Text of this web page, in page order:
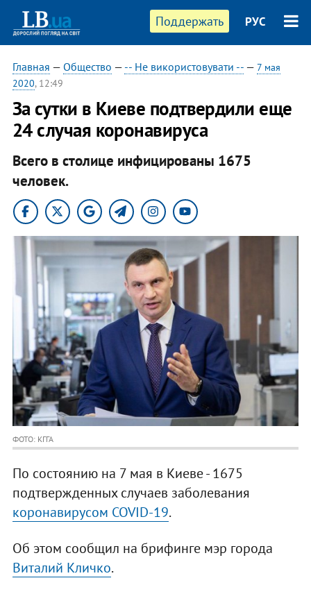
Поддержать РУС
Главная — Общество — -- Не використовувати --— 7 мая
2020, 12:49
За сутки в Киеве подтвердили еще
24 случая коронавируса
Всего в столице инфицированы 1675
человек.
ФОТО: КГГА
По состоянию на 7 мая в Киеве - 1675
подтвержденных случаев заболевания
коронавирусом COVID-19.
Об этом сообщил на брифинге мэр города
Виталий Кличко.